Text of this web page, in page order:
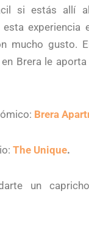
si estás allí
esta experiencia
mucho gusto. El
Brera le
Brera
The Unique.
un